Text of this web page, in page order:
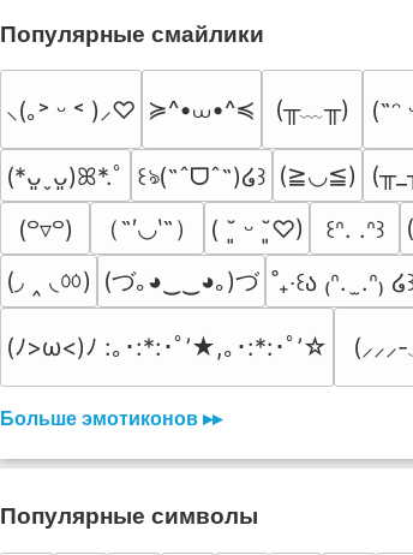
Популярные смайлики
⸜(｡˃ ᵕ ˂ )⸝♡ ≽^•⩊•^≼ (╥﹏╥) (˶ᵔ
(*ᴗ͈ˬᴗ͈)ꕤ*.ﾟ ꒰ঌ(˶ˆᗜˆ˵)໒꒱ (≧◡≦)
(꒪▿꒪)
（˶′◡‵˶） ( ˘͈ ᵕ ˘͈♡) ꒰ᐢ. .ᐢ꒱
(◞ ‸ ◟ㆀ) (づ｡◕‿‿◕｡)づ ˚₊‧꒰ა ₍ᐢ.  ̫.ᐢ₎ ໒
(ﾉ>ω<)ﾉ :｡･:*:･ﾟ’★,｡･:*:･ﾟ’☆
Больше эмотиконов ▸▸
Популярные символы